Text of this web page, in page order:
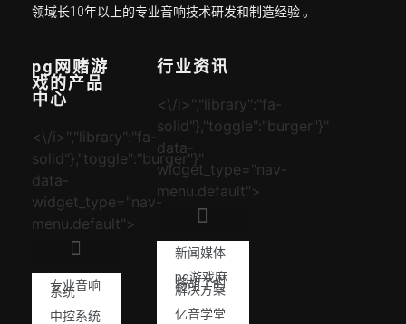
领域长10年以上的专业音响技术研发和制造经验 。
pg网赌游
戏的产品
中心
<\/i>","library":"fa-
solid"},"toggle":"burger"}"
data-
widget_type="nav-
menu.default">
专业音响
系统
中控系统
行业资讯
<\/i>","library":"fa-
solid"},"toggle":"burger"}"
data-
widget_type="nav-
menu.default">
新闻媒体
pg游戏麻
将胡了的
解决方案
亿音学堂